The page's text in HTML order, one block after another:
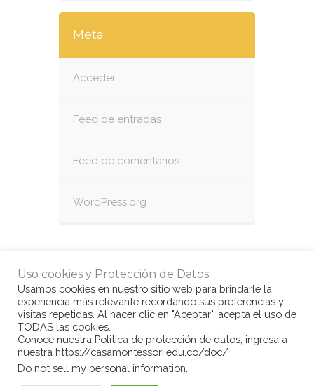
Meta
Acceder
Feed de entradas
Feed de comentarios
WordPress.org
© Copyright Casa Montessori 2017
Uso cookies y Protección de Datos
Usamos cookies en nuestro sitio web para brindarle la
experiencia más relevante recordando sus preferencias y
visitas repetidas. Al hacer clic en "Aceptar", acepta el uso de
TODAS las cookies.
Conoce nuestra Politica de protección de datos, ingresa a
nuestra https://casamontessori.edu.co/doc/
Do not sell my personal information